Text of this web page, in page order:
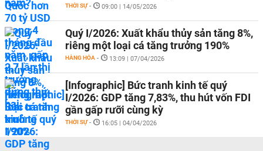
THỜI SỰ - 09:00 | 14/05/2026
Quý I/2026: Xuất khẩu thủy sản tăng 8%,
riêng một loại cá tăng trưởng 190%
HÀNG HÓA - 13:09 | 07/04/2026
[Infographic] Bức tranh kinh tế quý
I/2026: GDP tăng 7,83%, thu hút vốn FDI
gần gấp rưỡi cùng kỳ
THỜI SỰ - 16:05 | 04/04/2026